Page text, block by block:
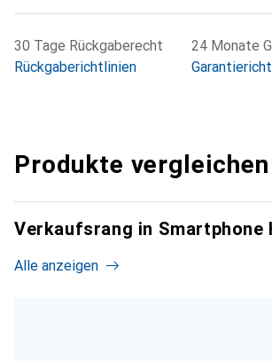
30 Tage Rückgaberecht
Rückgaberichtlinien
24 Monate
Produkte vergleichen
Verkaufsrang in Smartphone
Alle anzeigen